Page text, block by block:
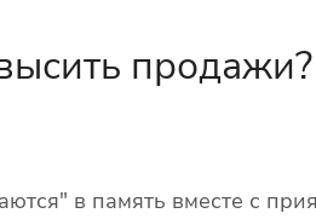
продажи?
в память вместе с